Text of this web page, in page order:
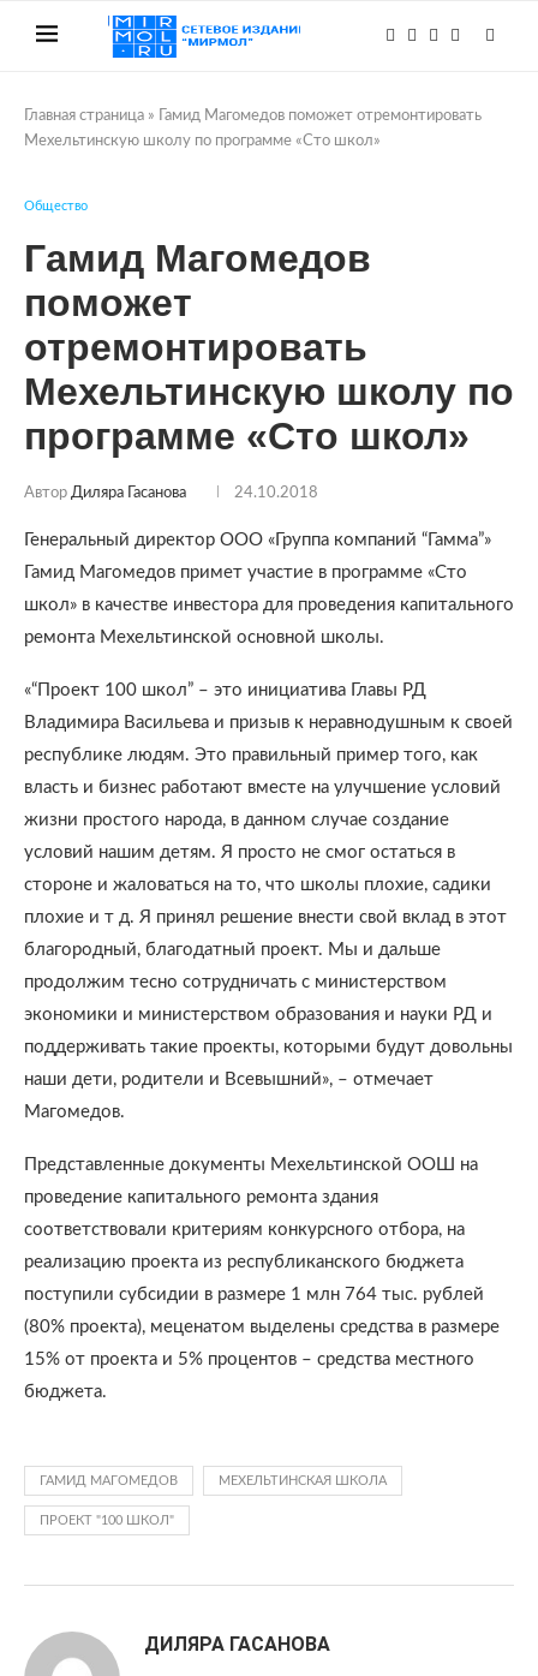
Главная страница »
Гамид Магомедов поможет отремонтировать
Мехельтинскую школу по программе «Сто школ»
Общество
Гамид Магомедов
поможет
отремонтировать
Мехельтинскую школу по
программе «Сто школ»
Автор Диляра Гасанова 24.10.2018
Генеральный директор ООО «Группа компаний “Гамма”»
Гамид Магомедов примет участие в программе «Сто
школ» в качестве инвестора для проведения капитального
ремонта Мехельтинской основной школы.
«“Проект 100 школ” – это инициатива Главы РД
Владимира Васильева и призыв к неравнодушным к своей
республике людям. Это правильный пример того, как
власть и бизнес работают вместе на улучшение условий
жизни простого народа, в данном случае создание
условий нашим детям. Я просто не смог остаться в
стороне и жаловаться на то, что школы плохие, садики
плохие и т д. Я принял решение внести свой вклад в этот
благородный, благодатный проект. Мы и дальше
продолжим тесно сотрудничать с министерством
экономики и министерством образования и науки РД и
поддерживать такие проекты, которыми будут довольны
наши дети, родители и Всевышний», – отмечает
Магомедов.
Представленные документы Мехельтинской ООШ на
проведение капитального ремонта здания
соответствовали критериям конкурсного отбора, на
реализацию проекта из республиканского бюджета
поступили субсидии в размере 1 млн 764 тыс. рублей
(80% проекта), меценатом выделены средства в размере
15% от проекта и 5% процентов – средства местного
бюджета.
ГАМИД МАГОМЕДОВ МЕХЕЛЬТИНСКАЯ ШКОЛА
ПРОЕКТ "100 ШКОЛ"
ДИЛЯРА ГАСАНОВА